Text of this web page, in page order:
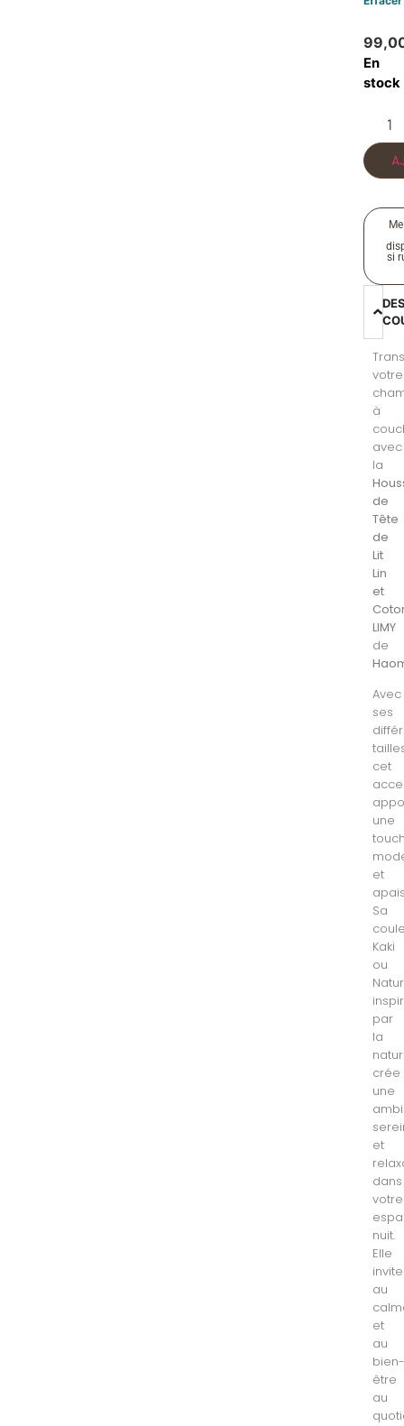
En
stock
si
votre
à
avec
la
de
Tête
de
Lit
Lin
et
LIMY
de
Avec
ses
cet
une
et
Sa
Kaki
ou
par
la
crée
une
et
dans
votre
nuit.
Elle
invite
au
et
au
être
au